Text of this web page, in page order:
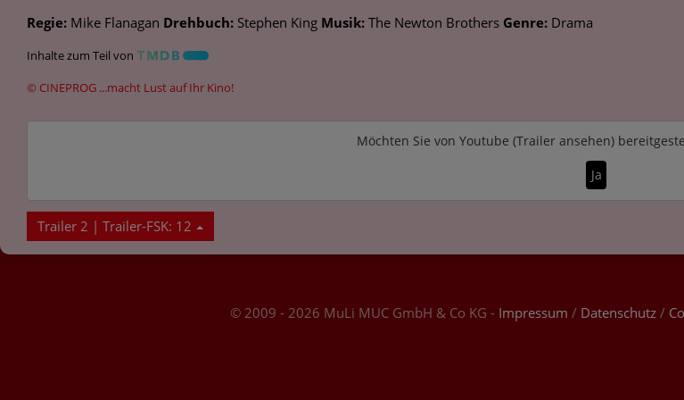
Regie: Mike Flanagan Drehbuch: Stephen King Musik: The Newton Brothers Genre: Drama
Inhalte zum Teil von
© CINEPROG ...macht Lust auf Ihr Kino!
Möchten Sie von Youtube (Trailer ansehen)
Ja
Trailer 2 | Trailer-FSK: 12
© 2009 - 2026 MuLi MUC GmbH & Co KG - Impressum / Datenschutz /